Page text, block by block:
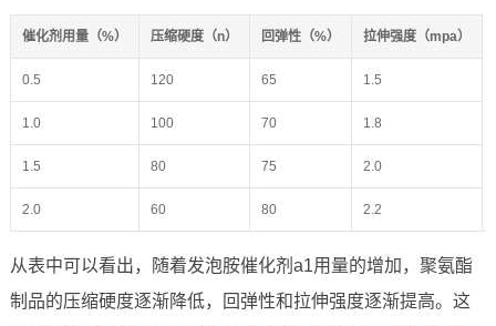
催化剂用量（%） 压缩硬度（n） 回弹性（%） 拉伸强度（mpa）
0.5 120 65 1.5
1.0 100 70 1.8
1.5 80 75 2.0
2.0 60 80 2.2
从表中可以看出，随着发泡胺催化剂a1用量的增加，聚氨酯
制品的压缩硬度逐渐降低，回弹性和拉伸强度逐渐提高。这